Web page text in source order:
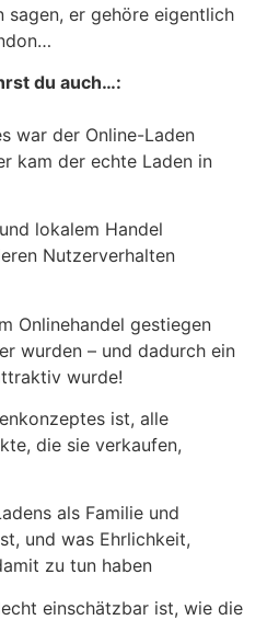
sagen, er gehöre eigentlich
du auch…:
war der Online-Laden
kam der echte Laden in
lokalem Handel
Nutzerverhalten
Onlinehandel gestiegen
wurden – und dadurch ein
wurde!
ist, alle
die sie verkaufen,
als Familie und
und was Ehrlichkeit,
zu tun haben
einschätzbar ist, wie die